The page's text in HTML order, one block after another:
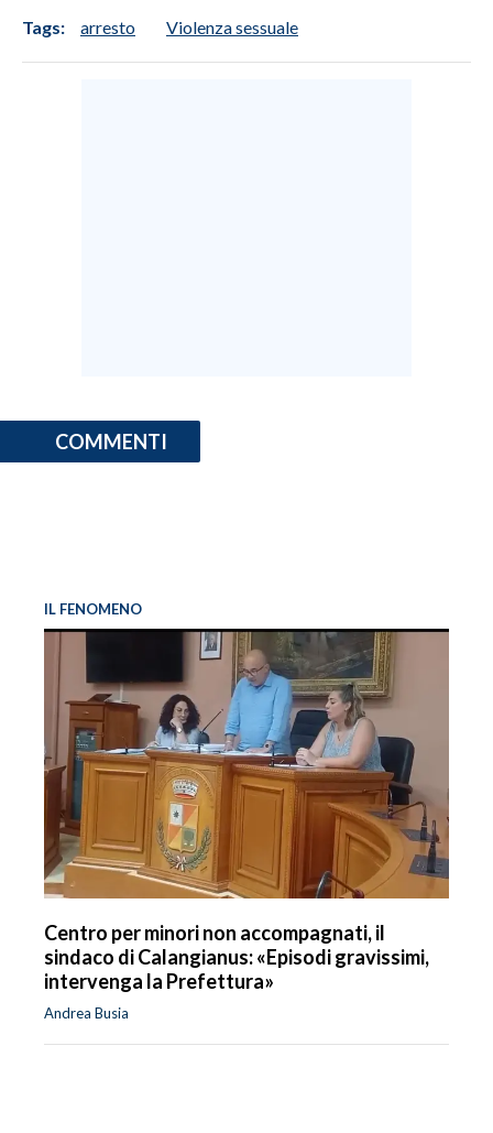
Tags: arresto Violenza sessuale
COMMENTI
IL FENOMENO
Centro per minori non accompagnati, il
sindaco di Calangianus: «Episodi gravissimi,
intervenga la Prefettura»
Andrea Busia